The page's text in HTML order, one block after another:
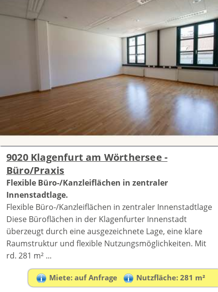
9020 Klagenfurt am Wörthersee -
Büro/Praxis
Flexible Büro-/Kanzleiflächen in zentraler
Innenstadtlage.
Flexible Büro-/Kanzleiflächen in zentraler Innenstadtlage
Diese Büroflächen in der Klagenfurter Innenstadt
überzeugt durch eine ausgezeichnete Lage, eine klare
Raumstruktur und flexible Nutzungsmöglichkeiten. Mit
rd. 281 m² ...
Miete: auf Anfrage Nutzfläche: 281 m²